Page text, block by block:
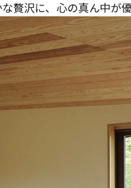
贅沢に、心の真ん中が